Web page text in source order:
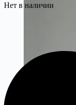
Нет в наличии